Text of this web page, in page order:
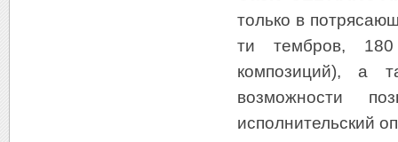
только в
ти тембров, 180
композиций), а
возможности
исполнительский